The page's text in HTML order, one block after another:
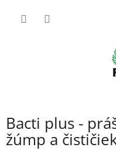
Bacti plus -
žúmp a